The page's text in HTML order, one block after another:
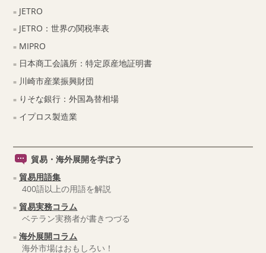
JETRO
JETRO：世界の関税率表
MIPRO
日本商工会議所：特定原産地証明書
川崎市産業振興財団
りそな銀行：外国為替相場
イプロス製造業
貿易・海外展開を学ぼう
貿易用語集
400語以上の用語を解説
貿易実務コラム
ベテラン実務者が書きつづる
海外展開コラム
海外市場はおもしろい！